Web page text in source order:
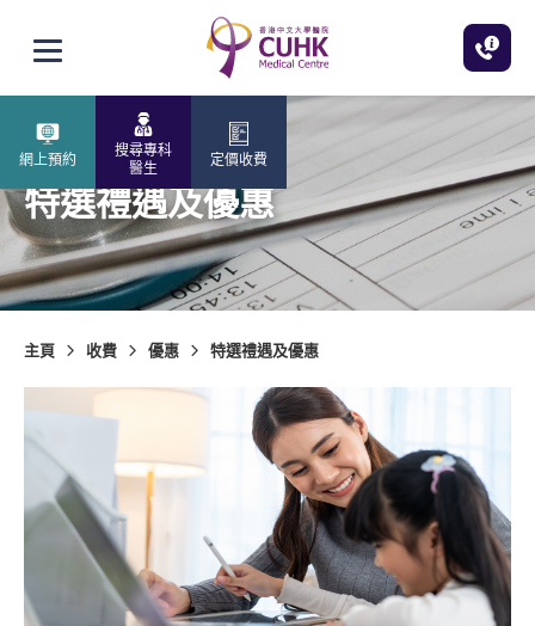
打開選單
網上預約
搜尋專科
醫生
定價收費
特選禮遇及優惠
主頁 收費 優惠 特選禮遇及優惠